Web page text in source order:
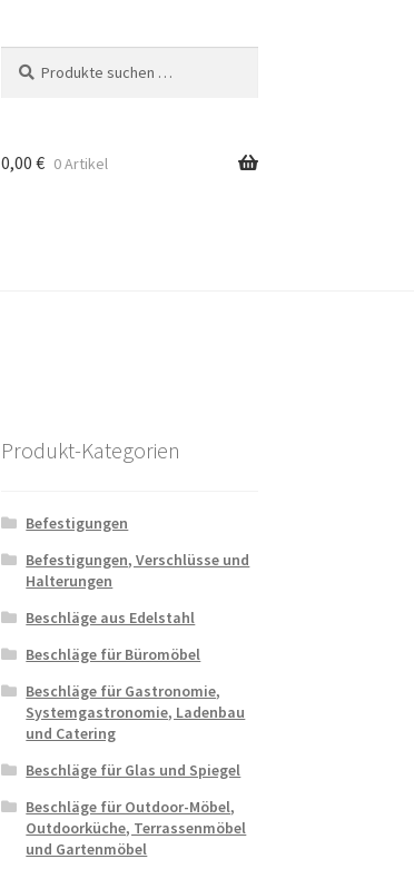
nach:
0,00 € 0 Artikel
Produkt-Kategorien
Befestigungen
Befestigungen, Verschlüsse und
Halterungen
Beschläge aus Edelstahl
Beschläge für Büromöbel
Beschläge für Gastronomie,
Systemgastronomie, Ladenbau
und Catering
Beschläge für Glas und Spiegel
Beschläge für Outdoor-Möbel,
Outdoorküche, Terrassenmöbel
und Gartenmöbel